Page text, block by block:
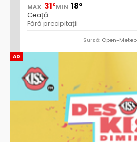
AD
MAX 31°MIN 18°
Ceață
Fără precipitații
Sursă: Open-Meteo